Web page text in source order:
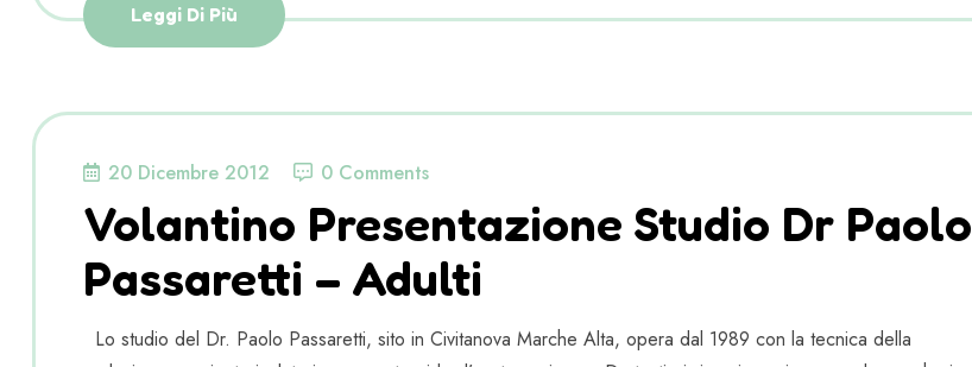
Leggi Di Più
20 Dicembre 2012 0 Comments
Volantino Presentazione Studio Dr Paolo
Passaretti – Adulti
Lo studio del Dr. Paolo Passaretti, sito in Civitanova Marche Alta, opera dal 1989 con la tecnica della